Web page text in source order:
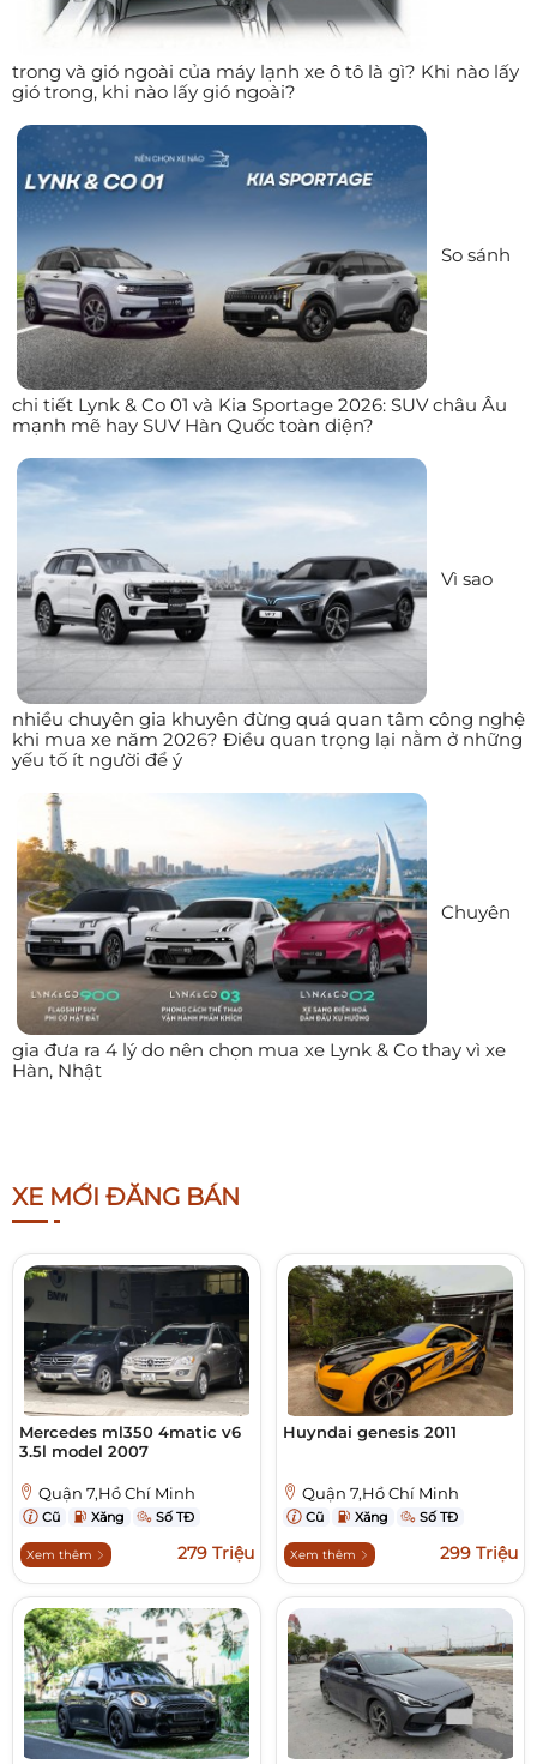
trong và gió ngoài của máy lạnh xe ô tô là gì? Khi nào lấy
gió trong, khi nào lấy gió ngoài?
So sánh
chi tiết Lynk & Co 01 và Kia Sportage 2026: SUV châu Âu
mạnh mẽ hay SUV Hàn Quốc toàn diện?
Vì sao
nhiều chuyên gia khuyên đừng quá quan tâm công nghệ
khi mua xe năm 2026? Điều quan trọng lại nằm ở những
yếu tố ít người để ý
Chuyên
gia đưa ra 4 lý do nên chọn mua xe Lynk & Co thay vì xe
Hàn, Nhật
XE MỚI ĐĂNG BÁN
Mercedes ml350 4matic v6
3.5l model 2007
Quận 7,Hồ Chí Minh
Cũ Xăng Số TĐ
Xem thêm 279 Triệu
Huyndai genesis 2011
Quận 7,Hồ Chí Minh
Cũ Xăng Số TĐ
Xem thêm 299 Triệu